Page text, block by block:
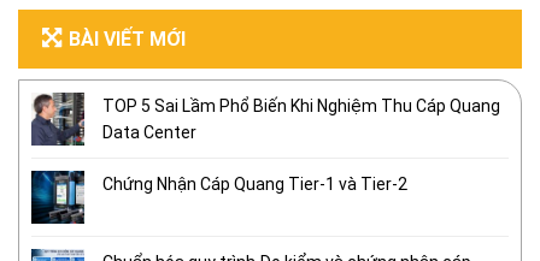
BÀI VIẾT MỚI
TOP 5 Sai Lầm Phổ Biến Khi Nghiệm Thu Cáp Quang
Data Center
Chứng Nhận Cáp Quang Tier-1 và Tier-2